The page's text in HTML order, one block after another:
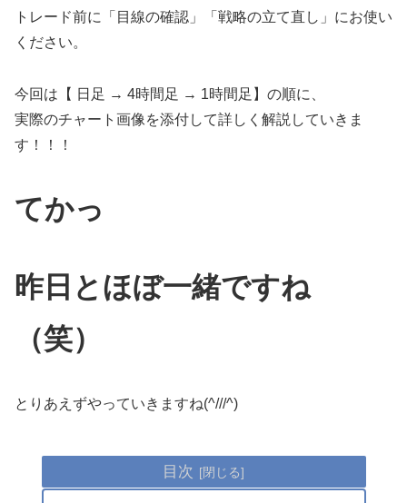
トレード前に「目線の確認」「戦略の立て直し」にお使い
ください。
今回は【 日足 → 4時間足 → 1時間足】の順に、
実際のチャート画像を添付して詳しく解説していきま
す！！！
てかっ
昨日とほぼ一緒ですね
（笑）
とりあえずやっていきますね(^///^)
目次